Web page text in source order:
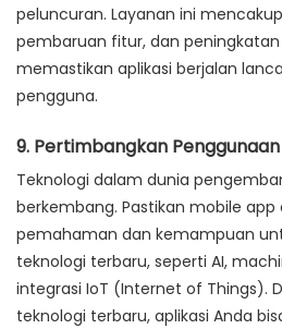
peluncuran. Layanan ini
pembaruan fitur, dan
memastikan aplikasi berjalan
pengguna.
9. Pertimbangkan
Teknologi dalam dunia
berkembang. Pastikan mobile
pemahaman dan kemampuan
teknologi terbaru, seperti AI,
integrasi IoT (Internet of Things).
teknologi terbaru, aplikasi Anda